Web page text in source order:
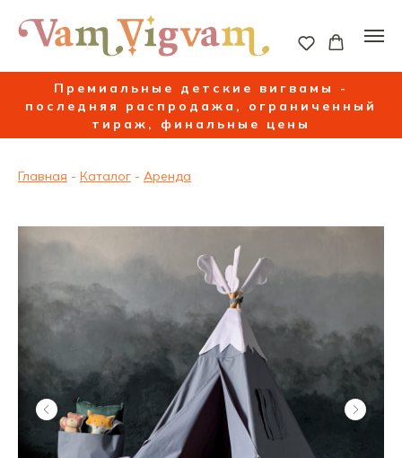
Премиальные детские вигвамы -
последняя распродажа, ограниченный
тираж, финальные цены
Главная - Каталог - Аренда